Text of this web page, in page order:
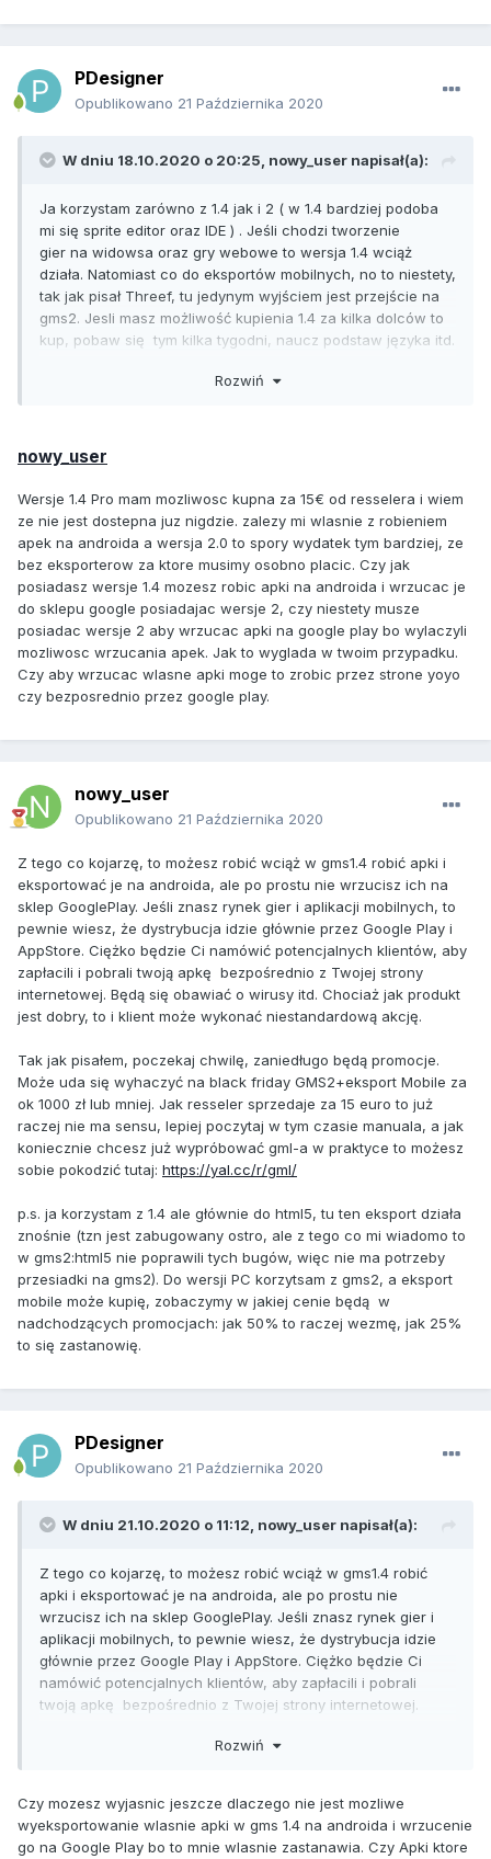
PDesigner
Opublikowano 21 Października 2020
W dniu 18.10.2020 o 20:25, nowy_user napisał(a):
Ja korzystam zarówno z 1.4 jak i 2 ( w 1.4 bardziej podoba
mi się sprite editor oraz IDE ) . Jeśli chodzi tworzenie
gier na widowsa oraz gry webowe to wersja 1.4 wciąż
działa. Natomiast co do eksportów mobilnych, no to niestety,
tak jak pisał Threef, tu jedynym wyjściem jest przejście na
gms2. Jesli masz możliwość kupienia 1.4 za kilka dolców to
kup, pobaw się tym kilka tygodni, naucz podstaw języka itd.
sobie gms2 - wtedy będą promocję, obstawiam rabat
Rozwiń
nowy_user
Wersje 1.4 Pro mam mozliwosc kupna za 15€ od resselera i wiem
ze nie jest dostepna juz nigdzie. zalezy mi wlasnie z robieniem
apek na androida a wersja 2.0 to spory wydatek tym bardziej, ze
bez eksporterow za ktore musimy osobno placic. Czy jak
posiadasz wersje 1.4 mozesz robic apki na androida i wrzucac je
do sklepu google posiadajac wersje 2, czy niestety musze
posiadac wersje 2 aby wrzucac apki na google play bo wylaczyli
mozliwosc wrzucania apek. Jak to wyglada w twoim przypadku.
Czy aby wrzucac wlasne apki moge to zrobic przez strone yoyo
czy bezposrednio przez google play.
nowy_user
Opublikowano 21 Października 2020
Z tego co kojarzę, to możesz robić wciąż w gms1.4 robić apki i
eksportować je na androida, ale po prostu nie wrzucisz ich na
sklep GooglePlay. Jeśli znasz rynek gier i aplikacji mobilnych, to
pewnie wiesz, że dystrybucja idzie głównie przez Google Play i
AppStore. Ciężko będzie Ci namówić potencjalnych klientów, aby
zapłacili i pobrali twoją apkę bezpośrednio z Twojej strony
internetowej. Będą się obawiać o wirusy itd. Chociaż jak produkt
jest dobry, to i klient może wykonać niestandardową akcję.
Tak jak pisałem, poczekaj chwilę, zaniedługo będą promocje.
Może uda się wyhaczyć na black friday GMS2+eksport Mobile za
ok 1000 zł lub mniej. Jak resseler sprzedaje za 15 euro to już
raczej nie ma sensu, lepiej poczytaj w tym czasie manuala, a jak
koniecznie chcesz już wypróbować gml-a w praktyce to możesz
sobie pokodzić tutaj: https://yal.cc/r/gml/
p.s. ja korzystam z 1.4 ale głównie do html5, tu ten eksport działa
znośnie (tzn jest zabugowany ostro, ale z tego co mi wiadomo to
w gms2:html5 nie poprawili tych bugów, więc nie ma potrzeby
przesiadki na gms2). Do wersji PC korzytsam z gms2, a eksport
mobile może kupię, zobaczymy w jakiej cenie będą w
nadchodzących promocjach: jak 50% to raczej wezmę, jak 25%
to się zastanowię.
PDesigner
Opublikowano 21 Października 2020
W dniu 21.10.2020 o 11:12, nowy_user napisał(a):
Z tego co kojarzę, to możesz robić wciąż w gms1.4 robić
apki i eksportować je na androida, ale po prostu nie
wrzucisz ich na sklep GooglePlay. Jeśli znasz rynek gier i
aplikacji mobilnych, to pewnie wiesz, że dystrybucja idzie
głównie przez Google Play i AppStore. Ciężko będzie Ci
namówić potencjalnych klientów, aby zapłacili i pobrali
twoją apkę bezpośrednio z Twojej strony internetowej.
dobry, to i klient może wykonać niestandardową akcję.
promocje. Może uda się wyhaczyć na black
friday GMS2+eksport Mobile za ok 1000 zł lub mniej. Jak
Rozwiń
Czy mozesz wyjasnic jeszcze dlaczego nie jest mozliwe
wyeksportowanie wlasnie apki w gms 1.4 na androida i wrzucenie
go na Google Play bo to mnie wlasnie zastanawia. Czy Apki ktore